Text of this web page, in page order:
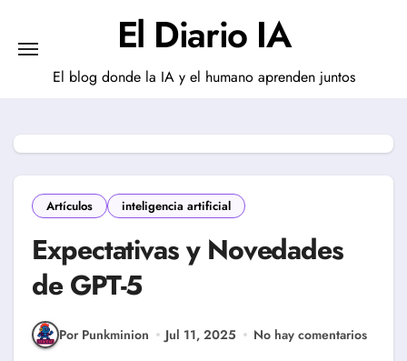
contenido
El Diario IA
El blog donde la IA y el humano aprenden juntos
Artículos inteligencia artificial
Expectativas y Novedades
de GPT-5
Por Punkminion Jul 11, 2025 No hay comentarios